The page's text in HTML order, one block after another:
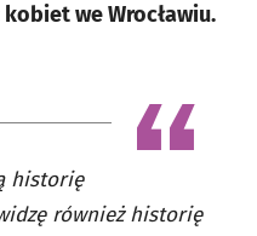
we Wrocławiu.
historię
również historię